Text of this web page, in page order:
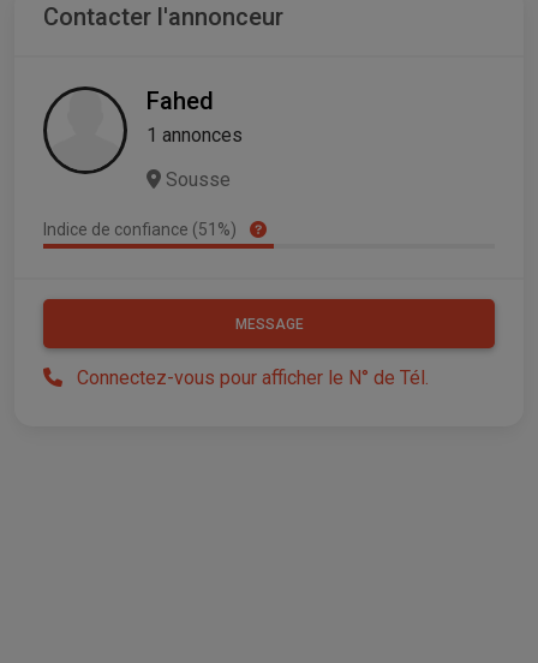
Contacter l'annonceur
Fahed
1 annonces
Sousse
Indice de confiance (51%)
MESSAGE
Connectez-vous pour afficher le N° de Tél.